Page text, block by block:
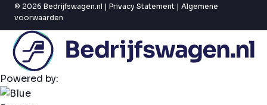
© 2026 Bedrijfswagen.nl | Privacy Statement | Algemene
voorwaarden
Powered by: